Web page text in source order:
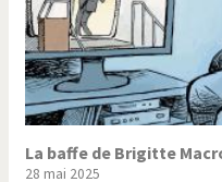
Hopp Deutschland
L'Amérique et les armes
La Chine et nous
La baffe de Brigitte
28 mai 2025